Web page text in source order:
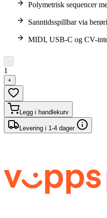
Polymetrisk sequencer
Sanntidsspillbar via
MIDI, USB-C og CV-
-
1
+
Legg i handlekurv
Levering i 1-4 dager